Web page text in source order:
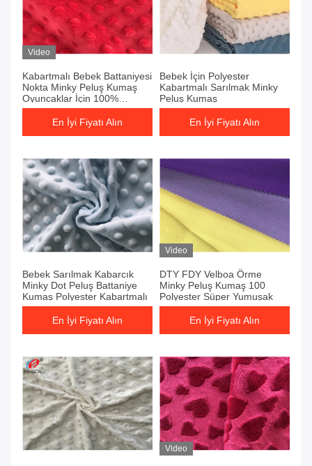
Video
Kabartmalı Bebek Battaniyesi
Nokta Minky Peluş Kumaş
Oyuncaklar İçin 100%
Polyester
En İyi Fiyatı Alın
Bebek İçin Polyester
Kabartmalı Sarılmak Minky
Peluş Kumaş
En İyi Fiyatı Alın
Bebek Sarılmak Kabarcık
Minky Dot Peluş Battaniye
Kumaş Polyester Kabartmalı
En İyi Fiyatı Alın
Video
DTY FDY Velboa Örme
Minky Peluş Kumaş 100
Polyester Süper Yumuşak
En İyi Fiyatı Alın
Video